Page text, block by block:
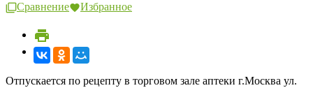
Сравнение Избранное
Отпускается по рецепту в торговом зале аптеки г.Москва ул.